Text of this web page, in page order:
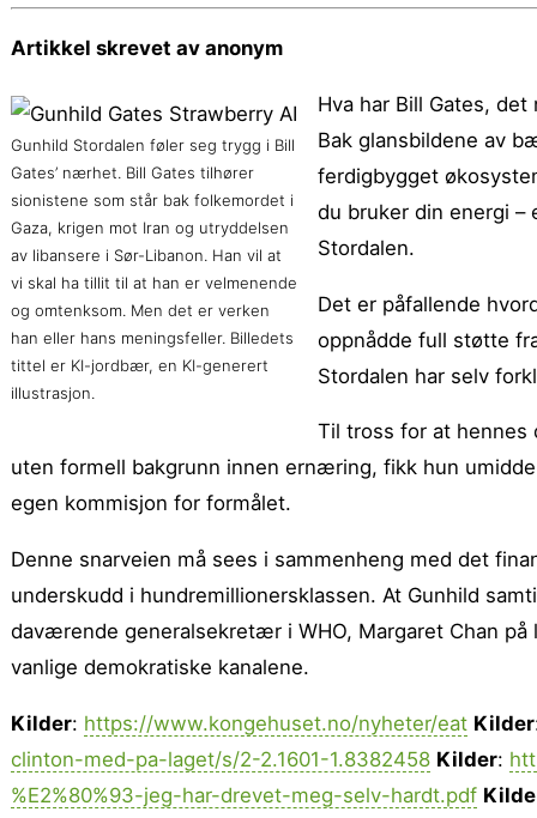
Artikkel skrevet av anonym
Gunhild Stordalen føler seg trygg i Bill
Gates’ nærhet. Bill Gates tilhører
sionistene som står bak folkemordet i
Gaza, krigen mot Iran og utryddelsen
av libansere i Sør-Libanon. Han vil at
vi skal ha tillit til at han er velmenende
og omtenksom. Men det er verken
han eller hans meningsfeller. Billedets
tittel er KI-jordbær, en KI-generert
illustrasjon.
Hva har Bill Gates,
Bak glansbildene av
ferdigbygget
du bruker din energi –
Stordalen.
Det er påfallende
oppnådde full støtte
Stordalen har selv
Til tross for at hennes
uten formell bakgrunn innen ernæring, fikk hun
egen kommisjon for formålet.
Denne snarveien må sees i sammenheng med det
underskudd i hundremillionersklassen. At Gunhild
daværende generalsekretær i WHO, Margaret Chan
vanlige demokratiske kanalene.
Kilder: https://www.kongehuset.no/nyheter/eat Kilder
clinton-med-pa-laget/s/2-2.1601-1.8382458 Kilder:
%E2%80%93-jeg-har-drevet-meg-selv-hardt.pdf